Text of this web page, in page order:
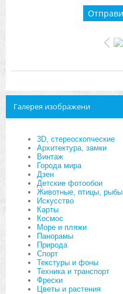
Галерея изображени
3D, стереоскопческие
Архитектура, замки
Винтаж
Города мира
Дзен
Детские фотообои
Животные, птицы, рыбы
Искусство
Карты
Космос
Море и пляжи
Панорамы
Природа
Спорт
Текстуры и фоны
Техника и транспорт
Фрески
Цветы и растения